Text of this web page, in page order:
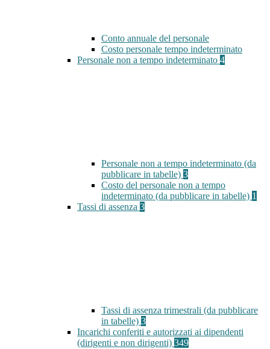
Conto annuale del personale
Costo personale tempo indeterminato
Personale non a tempo indeterminato 4
Personale non a tempo indeterminato (da
pubblicare in tabelle) 3
Costo del personale non a tempo
indeterminato (da pubblicare in tabelle) 1
Tassi di assenza 3
Tassi di assenza trimestrali (da pubblicare
in tabelle) 3
Incarichi conferiti e autorizzati ai dipendenti
(dirigenti e non dirigenti) 349